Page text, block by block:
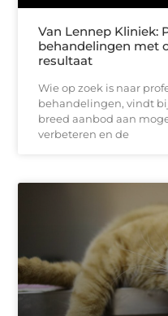
Van Lennep Kliniek:
behandelingen met
resultaat
Wie op zoek is naar
behandelingen, vindt
breed aanbod aan
verbeteren en de